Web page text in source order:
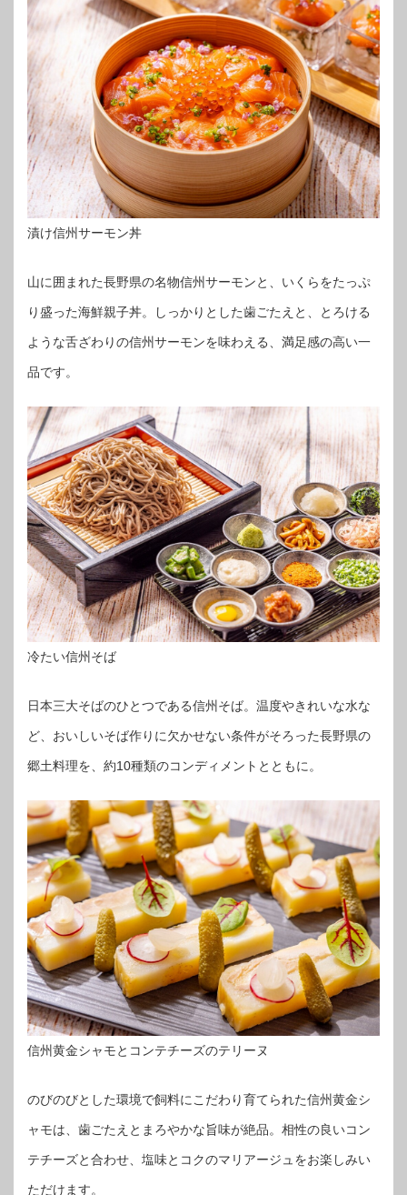
漬け信州サーモン丼
山に囲まれた長野県の名物信州サーモンと、いくらをたっぷ
り盛った海鮮親子丼。しっかりとした歯ごたえと、とろける
ような舌ざわりの信州サーモンを味わえる、満足感の高い一
品です。
冷たい信州そば
日本三大そばのひとつである信州そば。温度やきれいな水な
ど、おいしいそば作りに欠かせない条件がそろった長野県の
郷土料理を、約10種類のコンディメントとともに。
信州黄金シャモとコンテチーズのテリーヌ
のびのびとした環境で飼料にこだわり育てられた信州黄金シ
ャモは、歯ごたえとまろやかな旨味が絶品。相性の良いコン
テチーズと合わせ、塩味とコクのマリアージュをお楽しみい
ただけます。